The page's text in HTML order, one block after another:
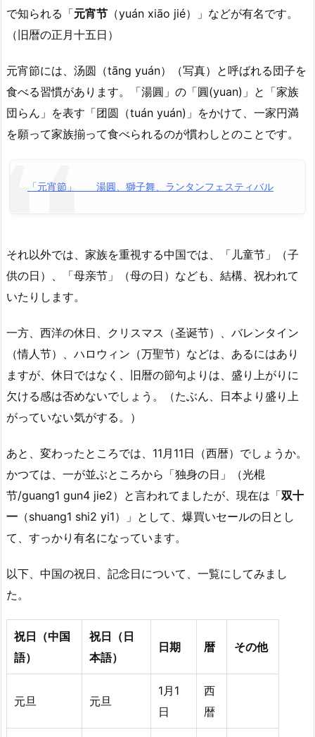
で知られる「元宵节 （yuán xiāo jié）」などが有名です。
（旧暦の正月十五日）
元宵節には、汤圆（tānɡ yuán）（写真）と呼ばれる団子を
食べる習慣があります。「湯圓」の「圓(yuan)」と「家族
団らん」を表す「团圆（tuán yuán)」をかけて、一家円満
を願って家族揃って食べられるのが慣わしとのことです。
「元宵節」 湯圓、獅子舞、ランタンフェスティバル
それ以外では、家族を重視する中国では、「儿童节」（子
供の日）、「母亲节」（母の日）なども、結構、祝われて
いたりします。
一方、西洋の休日、クリスマス（圣诞节）、バレンタイン
（情人节）、ハロウィン（万聖节）などは、あるにはあり
ますが、休日ではなく、旧暦の節句よりは、盛り上がりに
欠ける感は否めないでしょう。（たぶん、日本より盛り上
がっていない気がする。）
あと、変わったところでは、11月11日（西暦）でしょうか。
かつては、一が並ぶところから 「独身の日」（光棍
节/guang1 gun4 jie2）と言われてましたが、現在は 「双十
一 （shuang1 shi2 yi1）」として、爆買いセールの日とし
て、すっかり有名になっています。
以下、中国の祝日、記念日について、一覧にしてみまし
た。
祝日（中国
語）
祝日（日
本語）
日期 暦 その他
元旦 元旦
1月1
日
西
暦